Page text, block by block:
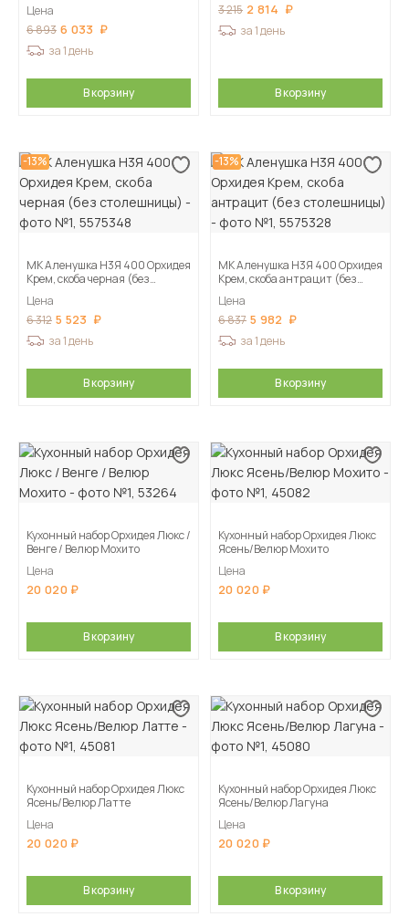
Цена
6 893 6 033
за 1 день
В корзину
3 215 2 814
за 1 день
В корзину
-13%
МК Аленушка Н3Я 400 Орхидея
Крем, скоба черная (без
Цена
6 312 5 523
за 1 день
В корзину
-13%
МК Аленушка Н3Я 400 Орхидея
Крем, скоба антрацит (без
Цена
6 837 5 982
за 1 день
В корзину
Кухонный набор Орхидея Люкс /
Венге / Велюр Мохито
Цена
20 020
В корзину
Кухонный набор Орхидея Люкс
Ясень/Велюр Мохито
Цена
20 020
В корзину
Кухонный набор Орхидея Люкс
Ясень/Велюр Латте
Цена
20 020
В корзину
Кухонный набор Орхидея Люкс
Ясень/Велюр Лагуна
Цена
20 020
В корзину